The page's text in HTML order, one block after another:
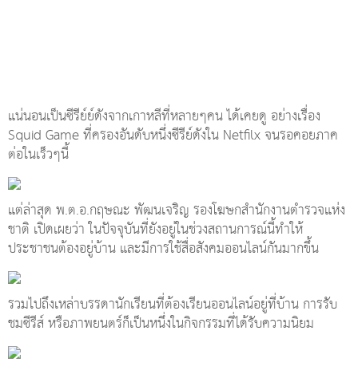
แน่นอนเป็นซีรีย์ย์ดังจากเกาหลีที่หลายๆคน ได้เคยดู อย่างเรื่อง
Squid Game ที่ครองอันดับหนึ่งซีรีย์ดังใน Netfilx จนรอคอยภาค
ต่อในเร็วๆนี้
แต่ล่าสุด พ.ต.อ.กฤษณะ พัฒนเจริญ รองโฆษกสำนักงานตำรวจแห่ง
ชาติ เปิดเผยว่า ในปัจจุบันที่ยังอยู่ในช่วงสถานการณ์นี้ทำให้
ประชาชนต้องอยู่บ้าน และมีการใช้สื่อสังคมออนไลน์กันมากขึ้น
รวมไปถึงเหล่าบรรดานักเรียนที่ต้องเรียนออนไลน์อยู่ที่บ้าน การรับ
ชมซีรีส์ หรือภาพยนตร์ก็เป็นหนึ่งในกิจกรรมที่ได้รับความนิยม